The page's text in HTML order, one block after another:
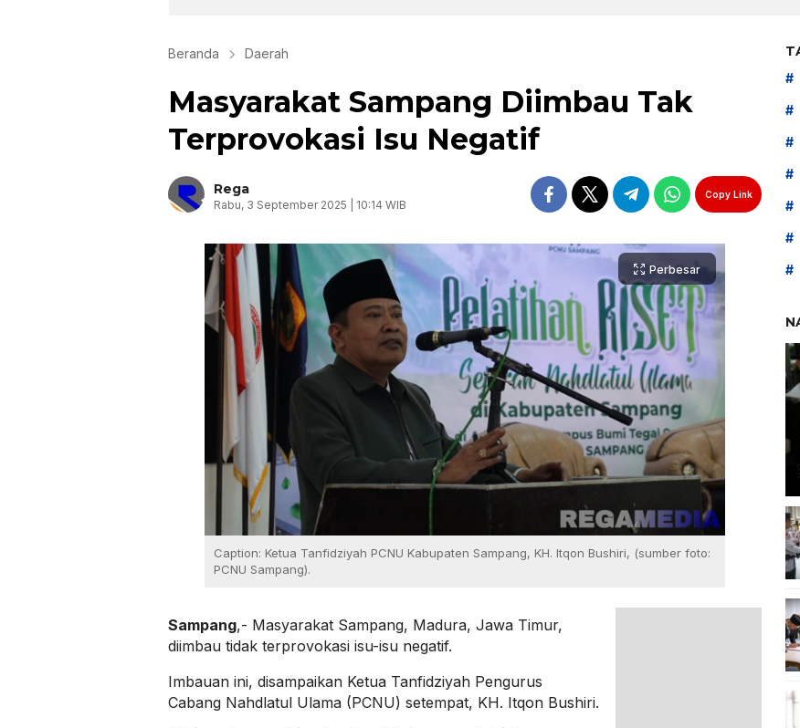
Beranda Daerah
Masyarakat Sampang Diimbau Tak
Terprovokasi Isu Negatif
Rega
Rabu, 3 September 2025 | 10:14 WIB
Copy Link
Perbesar
Caption: Ketua Tanfidziyah PCNU Kabupaten Sampang, KH. Itqon Bushiri, (sumber foto:
PCNU Sampang).
Sampang,- Masyarakat Sampang, Madura, Jawa Timur,
diimbau tidak terprovokasi isu-isu negatif.
Imbauan ini, disampaikan Ketua Tanfidziyah Pengurus
Cabang Nahdlatul Ulama (PCNU) setempat, KH. Itqon Bushiri.
#
#
#
#
#
#
#